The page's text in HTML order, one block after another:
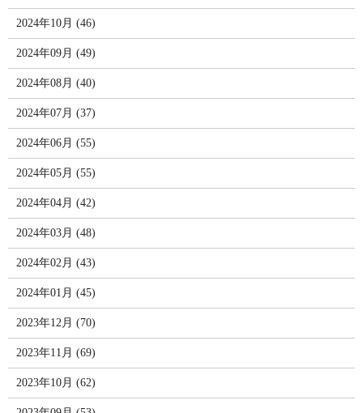
2024年10月 (46)
2024年09月 (49)
2024年08月 (40)
2024年07月 (37)
2024年06月 (55)
2024年05月 (55)
2024年04月 (42)
2024年03月 (48)
2024年02月 (43)
2024年01月 (45)
2023年12月 (70)
2023年11月 (69)
2023年10月 (62)